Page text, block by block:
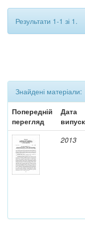
Результати 1-1 зі 1.
Знайдені матеріали:
Попередній
перегляд
Дата
2013